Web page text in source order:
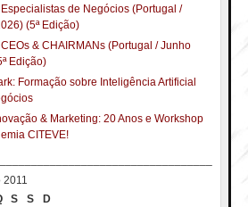
de Negócios (Portugal /
(5ª Edição)
& CHAIRMANs (Portugal / Junho
Edição)
Formação sobre Inteligência Artificial
& Marketing: 20 Anos e Workshop
CITEVE!
2011
S S
D